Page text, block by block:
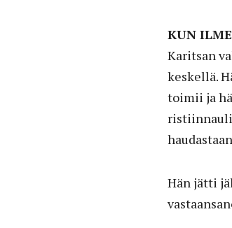
KUN
Karitsan
keskellä.
toimii ja
Hän jätti